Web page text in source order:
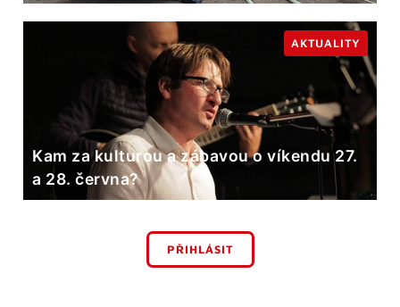
Kam za kulturou a zábavou o víkendu 27.
a 28. června?
AKTUALITY
PŘIHLÁSIT